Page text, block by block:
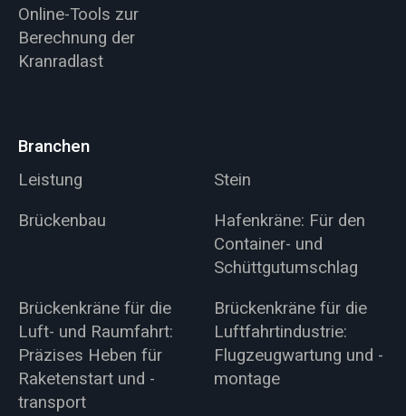
Online-Tools zur
Berechnung der
Kranradlast
Branchen
Leistung
Stein
Brückenbau
Hafenkräne: Für den
Container- und
Schüttgutumschlag
Brückenkräne für die
Luft- und Raumfahrt:
Präzises Heben für
Raketenstart und -
transport
Brückenkräne für die
Luftfahrtindustrie:
Flugzeugwartung und -
montage